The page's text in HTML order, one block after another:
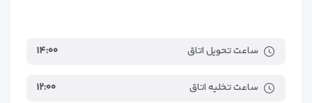
ساعت تحویل اتاق ۱۴:۰۰
ساعت تخلیه اتاق ۱۲:۰۰